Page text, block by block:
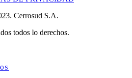
Cerrosud S.A.
todos lo derechos.